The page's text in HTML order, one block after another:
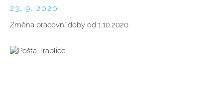
23. 9. 2020
Změna pracovní doby od 1.10.2020